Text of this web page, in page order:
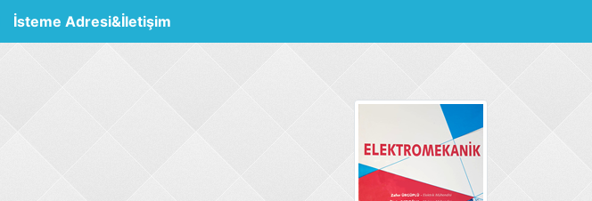
İsteme Adresi&İletişim